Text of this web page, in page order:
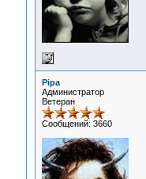
Pipa
Администратор
Ветеран
Сообщений: 3660